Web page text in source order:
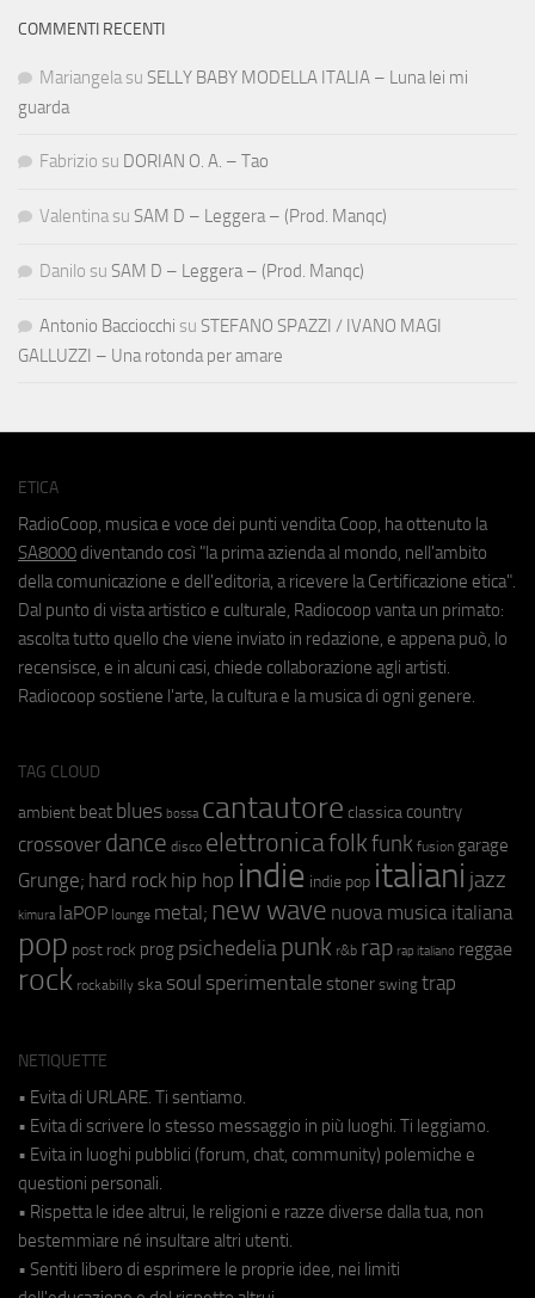
COMMENTI RECENTI
Mariangela su SELLY BABY MODELLA ITALIA – Luna lei mi
guarda
Fabrizio su DORIAN O. A. – Tao
Valentina su SAM D – Leggera – (Prod. Manqc)
Danilo su SAM D – Leggera – (Prod. Manqc)
Antonio Bacciocchi su STEFANO SPAZZI / IVANO MAGI
GALLUZZI – Una rotonda per amare
ETICA
RadioCoop, musica e voce dei punti vendita Coop, ha ottenuto la
SA8000 diventando così "la prima azienda al mondo, nell'ambito
della comunicazione e dell'editoria, a ricevere la Certificazione etica".
Dal punto di vista artistico e culturale, Radiocoop vanta un primato:
ascolta tutto quello che viene inviato in redazione, e appena può, lo
recensisce, e in alcuni casi, chiede collaborazione agli artisti.
Radiocoop sostiene l'arte, la cultura e la musica di ogni genere.
TAG CLOUD
ambient beat blues bossa cantautore classica country
crossover dance disco elettronicafolkfunk fusion garage
Grunge; hard rock hip hop indie indie pop italiani jazz
kimura laPOP lounge metal; new wave nuova musica italiana
pop post rock prog psichedeliapunk r&b rap rap italiano reggae
rock rockabilly ska soul sperimentale stoner swing trap
NETIQUETTE
• Evita di URLARE. Ti sentiamo.
• Evita di scrivere lo stesso messaggio in più luoghi. Ti leggiamo.
• Evita in luoghi pubblici (forum, chat, community) polemiche e
questioni personali.
• Rispetta le idee altrui, le religioni e razze diverse dalla tua, non
bestemmiare né insultare altri utenti.
• Sentiti libero di esprimere le proprie idee, nei limiti